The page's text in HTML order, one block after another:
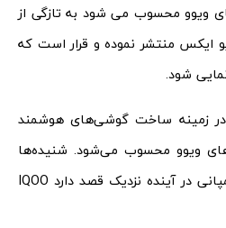
ویوو محسوب می شود به تازگی از
ایکس منتشر نموده و قرار است که
شود.
در زمینه ساخت گوشی‌های هوشمند
ویوو محسوب می‌شود. شنیده‌ها
حاکی از این است که این کمپانی در آینده نزدیک قصد دارد IQOO